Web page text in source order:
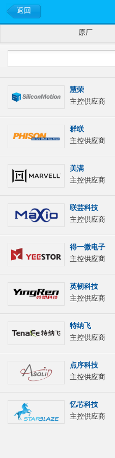
返回
原厂
慧荣
主控供应商
群联
主控供应商
美满
主控供应商
联芸科技
主控供应商
得一微电子
主控供应商
英韧科技
主控供应商
特纳飞
主控供应商
点序科技
主控供应商
忆芯科技
主控供应商